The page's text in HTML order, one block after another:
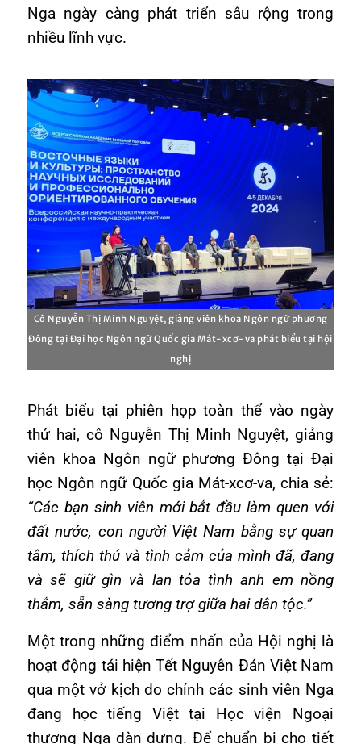
Nga ngày càng phát triển sâu rộng trong
nhiều lĩnh vực.
Cô Nguyễn Thị Minh Nguyệt, giảng viên khoa Ngôn ngữ phương
Đông tại Đại học Ngôn ngữ Quốc gia Mát-xcơ-va phát biểu tại hội
nghị
Phát biểu tại phiên họp toàn thể vào ngày
thứ hai, cô Nguyễn Thị Minh Nguyệt, giảng
viên khoa Ngôn ngữ phương Đông tại Đại
học Ngôn ngữ Quốc gia Mát-xcơ-va, chia sẻ:
“Các bạn sinh viên mới bắt đầu làm quen với
đất nước, con người Việt Nam bằng sự quan
tâm, thích thú và tình cảm của mình đã, đang
và sẽ giữ gìn và lan tỏa tình anh em nồng
thắm, sẵn sàng tương trợ giữa hai dân tộc.”
Một trong những điểm nhấn của Hội nghị là
hoạt động tái hiện Tết Nguyên Đán Việt Nam
qua một vở kịch do chính các sinh viên Nga
đang học tiếng Việt tại Học viện Ngoại
thương Nga dàn dựng. Để chuẩn bị cho tiết